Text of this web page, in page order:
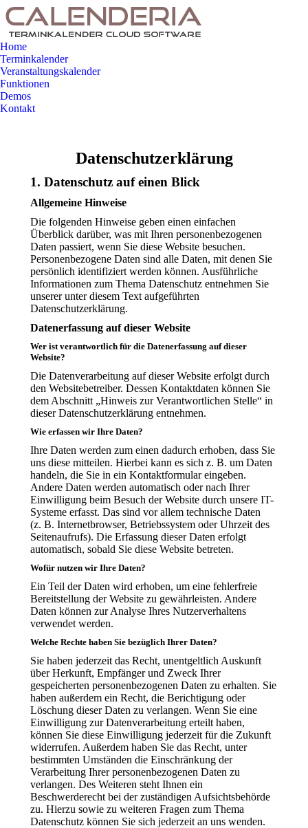
Home
Terminkalender
Veranstaltungskalender
Funktionen
Demos
Kontakt
Datenschutz­erklärung
1. Datenschutz auf einen Blick
Allgemeine Hinweise
Die folgenden Hinweise geben einen einfachen
Überblick darüber, was mit Ihren personenbezogenen
Daten passiert, wenn Sie diese Website besuchen.
Personenbezogene Daten sind alle Daten, mit denen Sie
persönlich identifiziert werden können. Ausführliche
Informationen zum Thema Datenschutz entnehmen Sie
unserer unter diesem Text aufgeführten
Datenschutzerklärung.
Datenerfassung auf dieser Website
Wer ist verantwortlich für die Datenerfassung auf dieser
Website?
Die Datenverarbeitung auf dieser Website erfolgt durch
den Websitebetreiber. Dessen Kontaktdaten können Sie
dem Abschnitt „Hinweis zur Verantwortlichen Stelle“ in
dieser Datenschutzerklärung entnehmen.
Wie erfassen wir Ihre Daten?
Ihre Daten werden zum einen dadurch erhoben, dass Sie
uns diese mitteilen. Hierbei kann es sich z. B. um Daten
handeln, die Sie in ein Kontaktformular eingeben.
Andere Daten werden automatisch oder nach Ihrer
Einwilligung beim Besuch der Website durch unsere IT-
Systeme erfasst. Das sind vor allem technische Daten
(z. B. Internetbrowser, Betriebssystem oder Uhrzeit des
Seitenaufrufs). Die Erfassung dieser Daten erfolgt
automatisch, sobald Sie diese Website betreten.
Wofür nutzen wir Ihre Daten?
Ein Teil der Daten wird erhoben, um eine fehlerfreie
Bereitstellung der Website zu gewährleisten. Andere
Daten können zur Analyse Ihres Nutzerverhaltens
verwendet werden.
Welche Rechte haben Sie bezüglich Ihrer Daten?
Sie haben jederzeit das Recht, unentgeltlich Auskunft
über Herkunft, Empfänger und Zweck Ihrer
gespeicherten personenbezogenen Daten zu erhalten. Sie
haben außerdem ein Recht, die Berichtigung oder
Löschung dieser Daten zu verlangen. Wenn Sie eine
Einwilligung zur Datenverarbeitung erteilt haben,
können Sie diese Einwilligung jederzeit für die Zukunft
widerrufen. Außerdem haben Sie das Recht, unter
bestimmten Umständen die Einschränkung der
Verarbeitung Ihrer personenbezogenen Daten zu
verlangen. Des Weiteren steht Ihnen ein
Beschwerderecht bei der zuständigen Aufsichtsbehörde
zu. Hierzu sowie zu weiteren Fragen zum Thema
Datenschutz können Sie sich jederzeit an uns wenden.